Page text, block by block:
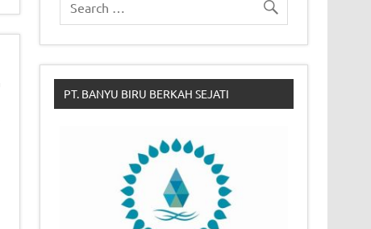
PT. BANYU BIRU BERKAH SEJATI